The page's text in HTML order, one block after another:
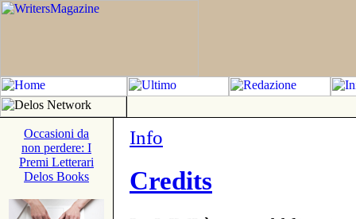
Occasioni da
non perdere: I
Premi Letterari
Delos Books
Info
Credits